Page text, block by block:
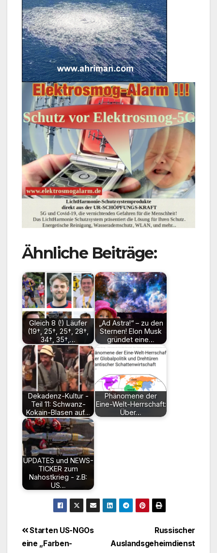
Ähnliche Beiträge:
Gleich 8 (!) Läufer
(19†, 25†, 25†, 28†,
34†, 35†,…
„Ad Astra!“ – zu den
Sternen! Elon Musk
gründet eine…
Dekadenz-Kultur -
Teil 11: Schwanz-
Kokain-Blasen auf…
Phänomene der
Eine-Welt-Herrschaft:
Über…
UPDATES und NEWS-
TICKER zum
Nahostkrieg - z.B:
US…
BeitragsnavigationRussischer
Auslandsgeheimdienst
Starten US-NGOs
eine „Farben-